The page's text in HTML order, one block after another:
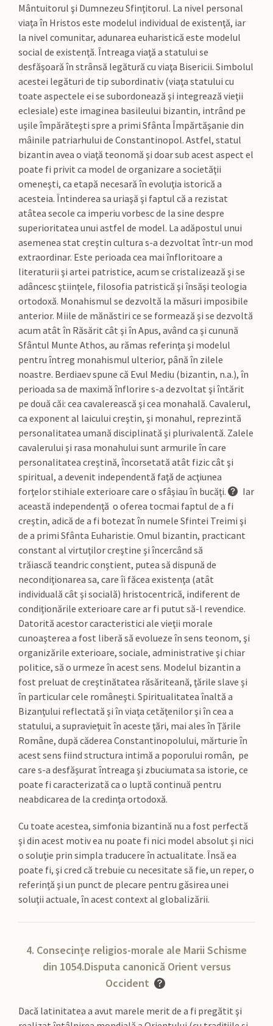
Mântuitorul şi Dumnezeu Sfinţitorul. La nivel personal
viaţa în Hristos este modelul individual de existenţă, iar
la nivel comunitar, adunarea euharistică este modelul
social de existenţă. Întreaga viaţă a statului se
desfăşoară în strânsă legătură cu viaţa Bisericii. Simbolul
acestei legături de tip subordinativ (viaţa statului cu
toate aspectele ei se subordonează şi integrează vieţii
eclesiale) este imaginea basileului bizantin, intrând pe
uşile împărăteşti spre a primi Sfânta Împărtăşanie din
mâinile patriarhului de Constantinopol. Astfel, statul
bizantin avea o viaţă teonomă şi doar sub acest aspect el
poate fi privit ca model de organizare a societăţii
omeneşti, ca etapă necesară în evoluţia istorică a
acesteia. Întinderea sa uriaşă şi faptul că a rezistat
atâtea secole ca imperiu vorbesc de la sine despre
superioritatea unui astfel de model. La adăpostul unui
asemenea stat creştin cultura s-a dezvoltat într-un mod
extraordinar. Este perioada cea mai înfloritoare a
literaturii şi artei patristice, acum se cristalizează şi se
adâncesc ştiinţele, filosofia patristică şi însăşi teologia
ortodoxă. Monahismul se dezvoltă la măsuri imposibile
anterior. Miile de mănăstiri ce se formează şi se dezvoltă
acum atât în Răsărit cât şi în Apus, având ca şi cunună
Sfântul Munte Athos, au rămas referinţa şi modelul
pentru întreg monahismul ulterior, până în zilele
noastre. Berdiaev spune că Evul Mediu (bizantin, n.a.), în
perioada sa de maximă înflorire s-a dezvoltat şi întărit
pe două căi: cea cavalerească şi cea monahală. Cavalerul,
ca exponent al laicului creştin, şi monahul, reprezintă
personalitatea umană disciplinată şi plurivalentă. Zalele
cavalerului şi rasa monahului sunt armurile în care
personalitatea creştină, încorsetată atât fizic cât şi
spiritual, a devenit independentă faţă de acţiunea
forţelor stihiale exterioare care o sfâşiau în bucăţi.
Iar
această independenţă o oferea tocmai faptul de a fi
creştin, adică de a fi botezat în numele Sfintei Treimi şi
de a primi Sfânta Euharistie. Omul bizantin, practicant
constant al virtuţilor creştine şi încercând să
trăiască teandric conştient, putea să dispună de
necondiţionarea sa, care îi făcea existenţa (atât
individuală cât şi socială) hristocentrică, indiferent de
condiţionările exterioare care ar fi putut să-l revendice.
Datorită acestor caracteristici ale vieţii morale
cunoaşterea a fost liberă să evolueze în sens teonom, şi
organizările exterioare, sociale, administrative şi chiar
politice, să o urmeze în acest sens. Modelul bizantin a
fost preluat de creştinătatea răsăriteană, ţările slave şi
în particular cele româneşti. Spiritualitatea înaltă a
Bizanţului reflectată şi în viaţa cetăţenilor şi în cea a
statului, a supravieţuit în aceste ţări, mai ales în Ţările
Române, după căderea Constantinopolului, mărturie în
acest sens fiind structura intimă a poporului român, pe
care s-a desfăşurat întreaga şi zbuciumata sa istorie, ce
poate fi caracterizată ca o luptă continuă pentru
neabdicarea de la credinţa ortodoxă.
Cu toate acestea, simfonia bizantină nu a fost perfectă
şi din acest motiv ea nu poate fi nici model absolut şi nici
o soluţie prin simpla traducere în actualitate. Însă ea
poate fi, şi cred că trebuie cu necesitate să fie, un reper, o
referinţă şi un punct de plecare pentru găsirea unei
soluţii actuale, în acest context al globalizării.
4. Consecinţe religios-morale ale Marii Schisme
din 1054.Disputa canonică Orient versus
Occident
Dacă latinitatea a avut marele merit de a fi pregătit şi